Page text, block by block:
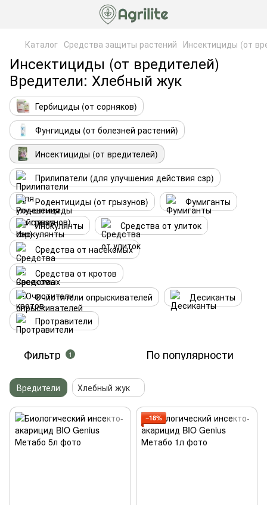
Каталог Средства защиты растений Инсектициды (от
Инсектициды (от вредителей)
Вредители: Хлебный жук
Гербициды (от сорняков)
Фунгициды (от болезней растений)
Инсектициды (от вредителей)
Прилипатели (для улучшения действия сзр)
Родентициды (от грызунов)
Фумиганты
Инокулянты
Средства от улиток
Средства от насекомых
Средства от кротов
Очистители опрыскивателей
Десиканты
Протравители
Фильтр 1 По популярности
Вредители Хлебный жук
−18%